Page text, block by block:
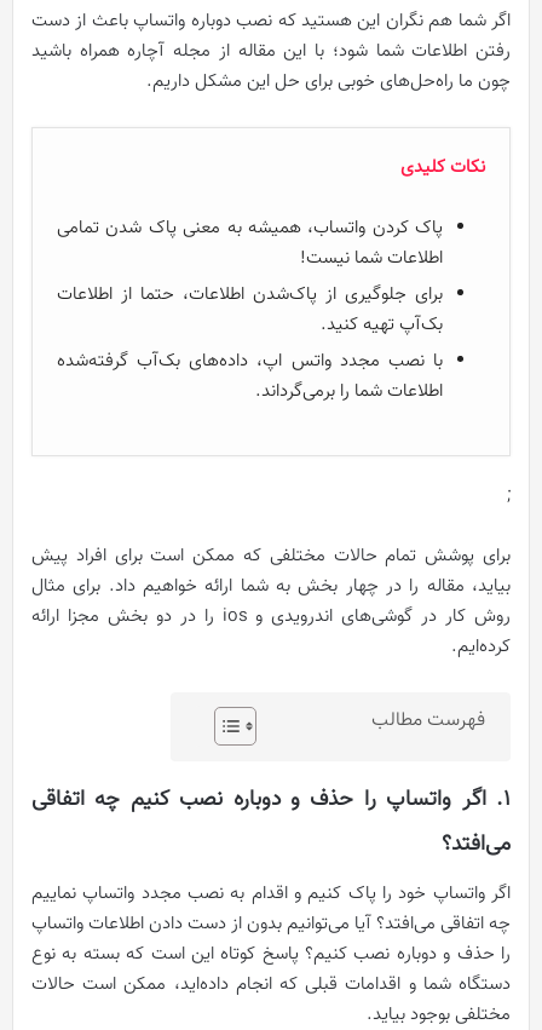
اگر شما هم نگران این هستید که نصب دوباره واتساپ باعث از دست
رفتن اطلاعات شما شود؛ با این مقاله از مجله آچاره همراه باشید
چون ما راه‌‌حل‌های خوبی برای حل این مشکل داریم.
نکات کلیدی
پاک کردن واتساب، همیشه به معنی پاک شدن تمامی
اطلاعات شما نیست!
برای جلوگیری از پاک‌شدن اطلاعات، حتما از اطلاعات
بک‌آپ تهیه کنید.
با نصب مجدد واتس اپ، داده‌های بک‌آب گرفته‌شده
اطلاعات شما را برمی‌گرداند.
;
برای پوشش تمام حالات مختلفی که ممکن است برای افراد پیش
بیاید، مقاله را در چهار بخش به شما ارائه خواهیم داد. برای مثال
روش کار در گوشی‌های اندرویدی و ios را در دو بخش مجزا ارائه
کرده‌ایم.
فهرست مطالب
۱.‌ اگر واتساپ را حذف و دوباره نصب کنیم چه اتفاقی
می‌افتد؟
اگر واتساپ خود را پاک کنیم و اقدام به نصب مجدد واتساپ نماییم
چه اتفاقی می‌افتد؟ آیا می‌توانیم بدون از دست دادن اطلاعات واتساپ
را حذف و دوباره نصب کنیم؟ پاسخ کوتاه این است که بسته به نوع
دستگاه شما و اقدامات قبلی که انجام داده‌اید، ممکن است حالات
مختلفی بوجود بیاید.